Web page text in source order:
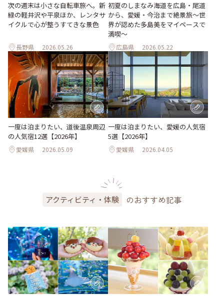
次の週末は小さな自転車旅へ。新
緑の軽井沢や平泉ほか、レンタサ
イクルで心が整うすてきな景色
長野県 2026.05.26
初夏のしまなみ海道を広島・尾道
から、愛媛・今治まで絶景旅〜世
界が認めた多島美をマイペースで
満喫〜
広島県 2026.05.22
一度は泊まりたい、道後温泉周辺
の人気宿12選【2026年】
愛媛県 2026.05.09
一度は泊まりたい、愛媛の人気宿
5選【2026年】
愛媛県 2026.04.05
アクティビティ・体験 のおすすめ記事